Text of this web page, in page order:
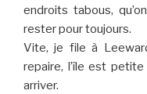
endroits tabous,
rester pour toujours.
Vite, je file à
repaire, l’île est
arriver.